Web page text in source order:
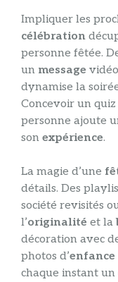
Impliquer les
célébration
personne fêtée.
un message
dynamise la
Concevoir un
personne ajoute
son expérience.
La magie d’une
détails. Des
société revisités
l’originalité et la
décoration avec
photos d’enfance
chaque instant un